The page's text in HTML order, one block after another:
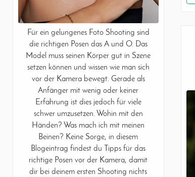
Für ein gelungenes Foto Shooting sind
die richtigen Posen das A und O. Das
Model muss seinen Körper gut in Szene
setzen können und wissen wie man sich
vor der Kamera bewegt. Gerade als
Anfänger mit wenig oder keiner
Erfahrung ist dies jedoch für viele
schwer umzusetzen. Wohin mit den
Händen? Was mach ich mit meinen
Beinen? Keine Sorge, in diesem
Blogeintrag findest du Tipps für das
richtige Posen vor der Kamera, damit
dir bei deinem ersten Shooting nichts